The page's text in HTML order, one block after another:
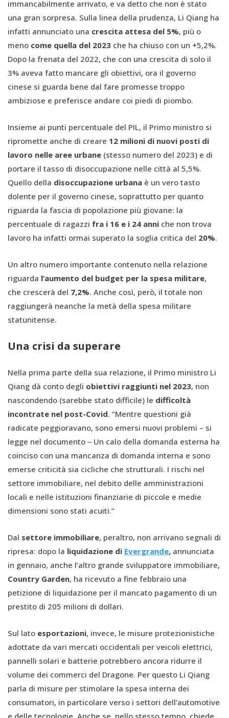
immancabilmente arrivato, e va detto che non è stato
una gran sorpresa. Sulla linea della prudenza, Li Qiang ha
infatti annunciato una crescita attesa del 5%, più o
meno come quella del 2023 che ha chiuso con un +5,2%.
Dopo la frenata del 2022, che con una crescita di solo il
3% aveva fatto mancare gli obiettivi, ora il governo
cinese si guarda bene dal fare promesse troppo
ambiziose e preferisce andare coi piedi di piombo.
Insieme ai punti percentuale del PIL, il Primo ministro si
ripromette anche di creare 12 milioni di nuovi posti di
lavoro nelle aree urbane (stesso numero del 2023) e di
portare il tasso di disoccupazione nelle città al 5,5%.
Quello della disoccupazione urbana è un vero tasto
dolente per il governo cinese, soprattutto per quanto
riguarda la fascia di popolazione più giovane: la
percentuale di ragazzi fra i 16 e i 24 anni che non trova
lavoro ha infatti ormai superato la soglia critica del 20%.
Un altro numero importante contenuto nella relazione
riguarda l’aumento del budget per la spesa militare,
che crescerà del 7,2%. Anche così, però, il totale non
raggiungerà neanche la metà della spesa militare
statunitense.
Una crisi da superare
Nella prima parte della sua relazione, il Primo ministro Li
Qiang dà conto degli obiettivi raggiunti nel 2023, non
nascondendo (sarebbe stato difficile) le difficoltà
incontrate nel post-Covid. “Mentre questioni già
radicate peggioravano, sono emersi nuovi problemi – si
legge nel documento ‒ Un calo della domanda esterna ha
coinciso con una mancanza di domanda interna e sono
emerse criticità sia cicliche che strutturali. I rischi nel
settore immobiliare, nel debito delle amministrazioni
locali e nelle istituzioni finanziarie di piccole e medie
dimensioni sono stati acuiti.”
Dal settore immobiliare, peraltro, non arrivano segnali di
ripresa: dopo la liquidazione di Evergrande, annunciata
in gennaio, anche l’altro grande sviluppatore immobiliare,
Country Garden, ha ricevuto a fine febbraio una
petizione di liquidazione per il mancato pagamento di un
prestito di 205 milioni di dollari.
Sul lato esportazioni, invece, le misure protezionistiche
adottate da vari mercati occidentali per veicoli elettrici,
pannelli solari e batterie potrebbero ancora ridurre il
volume dei commerci del Dragone. Per questo Li Qiang
parla di misure per stimolare la spesa interna dei
consumatori, in particolare verso i settori dell’automotive
e delle tecnologie. Anche se, nello stesso tempo, chiede